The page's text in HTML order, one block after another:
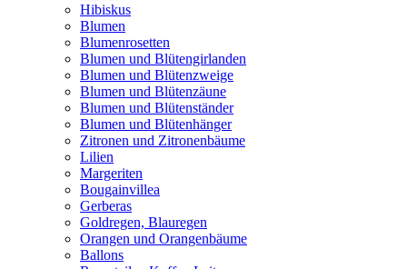
Hibiskus
Blumen
Blumenrosetten
Blumen und Blütengirlanden
Blumen und Blütenzweige
Blumen und Blütenzäune
Blumen und Blütenständer
Blumen und Blütenhänger
Zitronen und Zitronenbäume
Lilien
Margeriten
Bougainvillea
Gerberas
Goldregen, Blauregen
Orangen und Orangenbäume
Ballons